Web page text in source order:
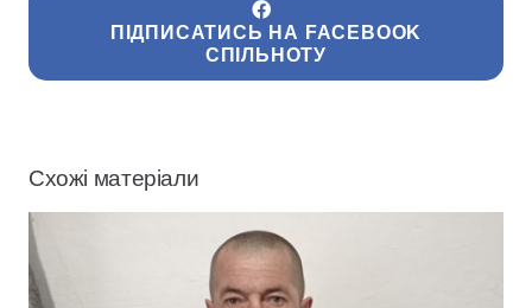
ПІДПИСАТИСЬ НА FACEBOOK
СПІЛЬНОТУ
Схожі матеріали